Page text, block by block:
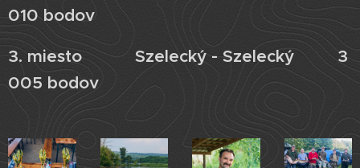
010 bodov
3. miesto Szelecký - Szelecký 3
005 bodov